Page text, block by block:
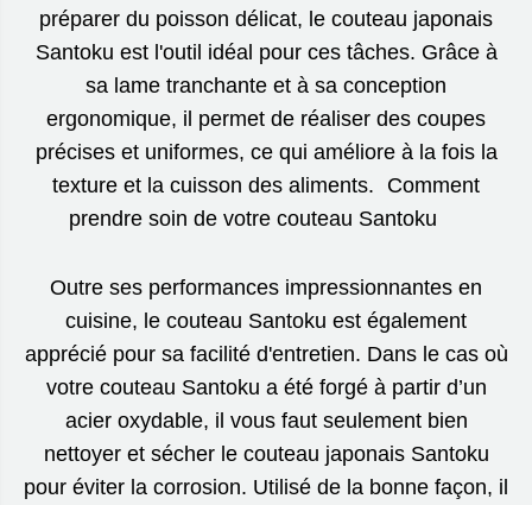
préparer du poisson délicat, le couteau japonais
Santoku est l'outil idéal pour ces tâches. Grâce à
sa lame tranchante et à sa conception
ergonomique, il permet de réaliser des coupes
précises et uniformes, ce qui améliore à la fois la
texture et la cuisson des aliments. Comment
prendre soin de votre couteau Santoku
Outre ses performances impressionnantes en
cuisine, le couteau Santoku est également
apprécié pour sa facilité d'entretien. Dans le cas où
votre couteau Santoku a été forgé à partir d’un
acier oxydable, il vous faut seulement bien
nettoyer et sécher le couteau japonais Santoku
pour éviter la corrosion. Utilisé de la bonne façon, il